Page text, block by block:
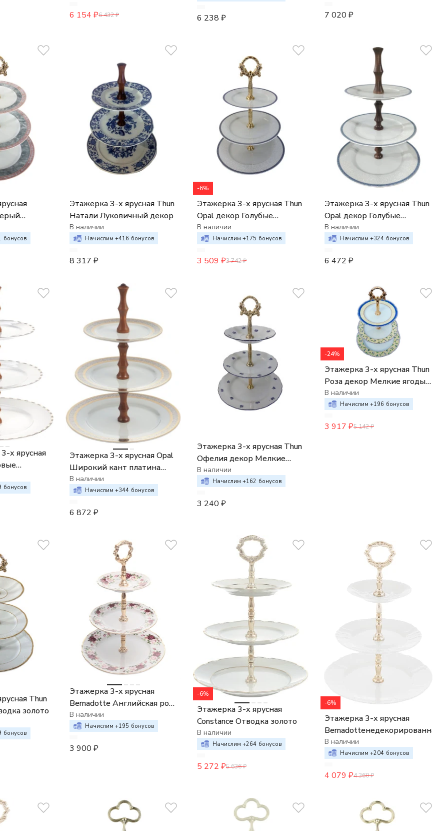
6 154 ₽6 432₽ 6 238 ₽ 7 020 ₽
кантом"
бонусов
Этажерка 3-х ярусная Thun
Натали Луковичный декор
В наличии
Начислим +416 бонусов
8 317 ₽
-6%
Этажерка 3-х ярусная Thun
Opal декор Голубые
пластинки (стойка - золото)
В наличии
Начислим +175 бонусов
3 509 ₽3 742₽
Этажерка 3-х ярусная Thun
Opal декор Голубые
пластинки (стойка -дерево)
В наличии
Начислим +324 бонусов
6 472 ₽
х ярусная
платина
бонусов
Этажерка 3-х ярусная Opal
Широкий кант платина
золото
В наличии
Начислим +344 бонусов
6 872 ₽
Этажерка 3-х ярусная Thun
Офелия декор Мелкие
синие цветы
В наличии
Начислим +162 бонусов
3 240 ₽
-24%
Этажерка 3-х ярусная Thun
Роза декор Мелкие ягоды
на бледно-желтом фоне
В наличии
Начислим +196 бонусов
3 917 ₽5 142₽
Thun
золото
бонусов
Этажерка 3-х ярусная
Bernadotte Английская роза
отводка золото
В наличии
Начислим +195 бонусов
3 900 ₽
-6%
Этажерка 3-х ярусная
Constance Отводка золото
В наличии
Начислим +264 бонусов
5 272 ₽5 636₽
-6%
Этажерка 3-х ярусная
Bernadotteнедекорированная
В наличии
Начислим +204 бонусов
4 079 ₽4 360₽